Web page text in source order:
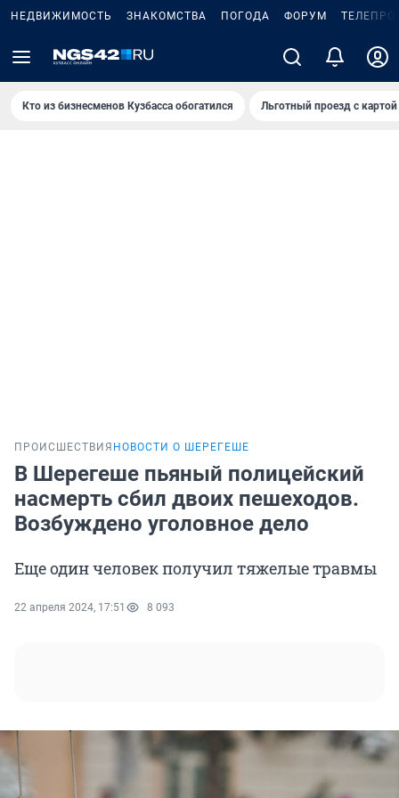
НЕДВИЖИМОСТЬ ЗНАКОМСТВА ПОГОДА ФОРУМ
Кто из бизнесменов Кузбасса обогатился Льготный проезд с
ПРОИСШЕСТВИЯ НОВОСТИ О ШЕРЕГЕШЕ
В Шерегеше пьяный полицейский
насмерть сбил двоих пешеходов.
Возбуждено уголовное дело
Еще один человек получил тяжелые травмы
22 апреля 2024, 17:51 8 093